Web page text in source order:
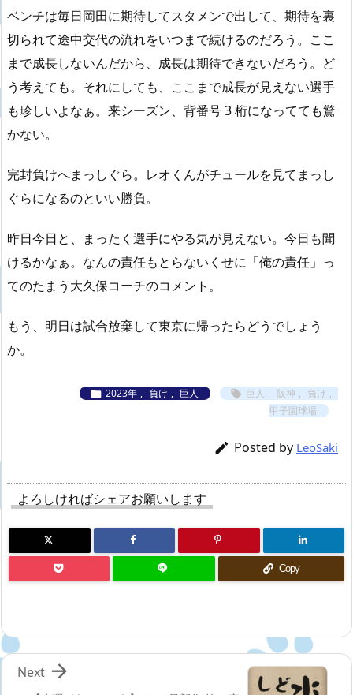
ベンチは毎日岡田に期待してスタメンで出して、期待を裏
切られて途中交代の流れをいつまで続けるのだろう。ここ
まで成長しないんだから、成長は期待できないだろう。ど
う考えても。それにしても、ここまで成長が見えない選手
も珍しいよなぁ。来シーズン、背番号 3 桁になってても驚
かない。
完封負けへまっしぐら。レオくんがチュールを見てまっし
ぐらになるのといい勝負。
昨日今日と、まったく選手にやる気が見えない。今日も聞
けるかなぁ。なんの責任もとらないくせに「俺の責任」っ
てのたまう大久保コーチのコメント。
もう、明日は試合放棄して東京に帰ったらどうでしょう
か。
 2023年 , 負け , 巨人  巨人 , 阪神 , 負け ,
甲子園球場
 Posted by LeoSaki
よろしければシェアお願いします
Copy

Next